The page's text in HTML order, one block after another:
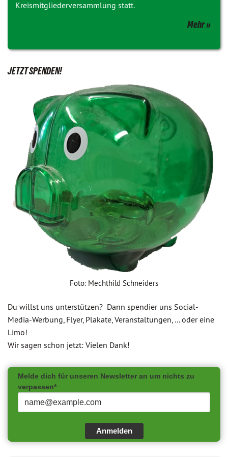
Kreismitgliederversammlung statt.
Mehr
JETZT SPENDEN!
Foto: Mechthild Schneiders
Du willst uns unterstützen? Dann spendier uns Social-
Media-Werbung, Flyer, Plakate, Veranstaltungen, ... oder eine
Limo!
Wir sagen schon jetzt: Vielen Dank!
Melde dich für unseren Newsletter an um nichts zu
verpassen*
Anmelden